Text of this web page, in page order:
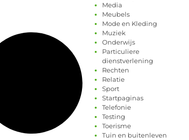
Media
Meubels
Mode en Kleding
Muziek
Onderwijs
Particuliere
dienstverlening
Rechten
Relatie
Sport
Startpaginas
Telefonie
Testing
Toerisme
Tuin en buitenleven